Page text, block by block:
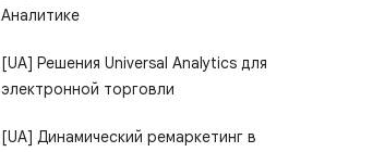
Аналитике
[UA] Решения Universal Analytics для
электронной торговли
[UA] Динамический ремаркетинг в